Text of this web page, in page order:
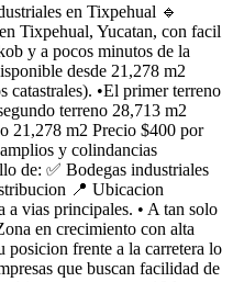
en Tixpehual 🔹
Tixpehual, Yucatan, con facil
y a pocos minutos de la
desde 21,278 m2
catastrales). •El primer terreno
terreno 28,713 m2
21,278 m2 Precio $400 por
y colindancias
de: ✅ Bodegas industriales
📍 Ubicacion
a vias principales. • A tan solo
en crecimiento con alta
frente a la carretera lo
que buscan facilidad de